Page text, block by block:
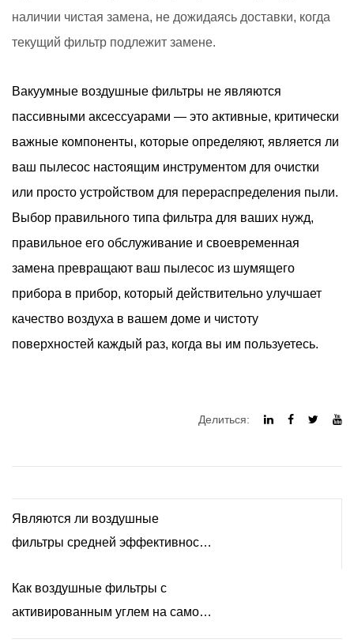
наличии чистая замена, не дожидаясь доставки, когда
текущий фильтр подлежит замене.
Вакуумные воздушные фильтры не являются
пассивными аксессуарами — это активные, критически
важные компоненты, которые определяют, является ли
ваш пылесос настоящим инструментом для очистки
или просто устройством для перераспределения пыли.
Выбор правильного типа фильтра для ваших нужд,
правильное его обслуживание и своевременная
замена превращают ваш пылесос из шумящего
прибора в прибор, который действительно улучшает
качество воздуха в вашем доме и чистоту
поверхностей каждый раз, когда вы им пользуетесь.
Делиться:
Являются ли воздушные
фильтры средней эффективности
системы отопления, вентиляции
и кондиционирования?
Как воздушные фильтры с
активированным углем на самом
деле удаляют запахи и вредные